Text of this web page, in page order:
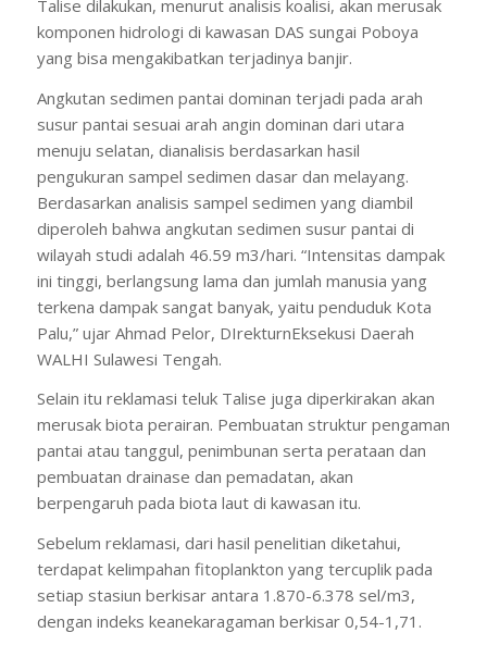
Talise dilakukan, menurut analisis koalisi, akan merusak
komponen hidrologi di kawasan DAS sungai Poboya
yang bisa mengakibatkan terjadinya banjir.
Angkutan sedimen pantai dominan terjadi pada arah
susur pantai sesuai arah angin dominan dari utara
menuju selatan, dianalisis berdasarkan hasil
pengukuran sampel sedimen dasar dan melayang.
Berdasarkan analisis sampel sedimen yang diambil
diperoleh bahwa angkutan sedimen susur pantai di
wilayah studi adalah 46.59 m3/hari. “Intensitas dampak
ini tinggi, berlangsung lama dan jumlah manusia yang
terkena dampak sangat banyak, yaitu penduduk Kota
Palu,” ujar Ahmad Pelor, DIrekturnEksekusi Daerah
WALHI Sulawesi Tengah.
Selain itu reklamasi teluk Talise juga diperkirakan akan
merusak biota perairan. Pembuatan struktur pengaman
pantai atau tanggul, penimbunan serta perataan dan
pembuatan drainase dan pemadatan, akan
berpengaruh pada biota laut di kawasan itu.
Sebelum reklamasi, dari hasil penelitian diketahui,
terdapat kelimpahan fitoplankton yang tercuplik pada
setiap stasiun berkisar antara 1.870-6.378 sel/m3,
dengan indeks keanekaragaman berkisar 0,54-1,71.